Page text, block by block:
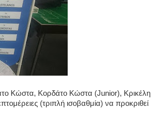
Κώστα, Κορδάτο Κώστα (Junior), Κρικέλη
(τριπλή ισοβαθμία) να προκριθεί